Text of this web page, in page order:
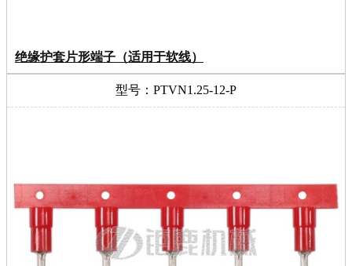
绝缘护套片形端子（适用于软线）
型号：PTVN1.25-12-P